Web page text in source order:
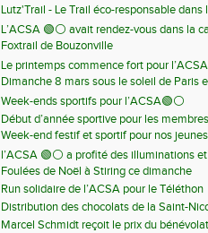
Lutz'Trail - Le Trail éco-responsable dans
L’ACSA 🟢⚪️ avait rendez-vous dans la
Foxtrail de Bouzonville
Le printemps commence fort pour
Dimanche 8 mars sous le soleil de Paris
Week-ends sportifs pour l’ACSA🟢⚪️
Début d’année sportive pour les
Week-end festif et sportif pour nos
l’ACSA 🟢⚪️ a profité des illuminations
Foulées de Noël à Stiring ce dimanche
Run solidaire de l’ACSA pour le Téléthon
Distribution des chocolats de la Saint-
Marcel Schmidt reçoit le prix du